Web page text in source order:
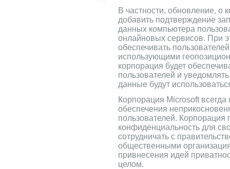
В частности, обновление, о
добавить подтверждение
данных компьютера
онлайновых сервисов. При
обеспечивать
использующими
корпорация будет
пользователей и
данные будут
Корпорация Microsoft
обеспечения
пользователей. Корпорация
конфиденциальность для
сотрудничать с
общественными
привнесения идей
целом.